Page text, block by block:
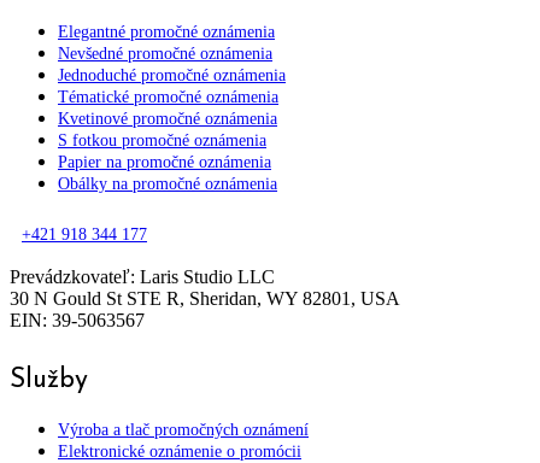
Elegantné promočné oznámenia
Nevšedné promočné oznámenia
Jednoduché promočné oznámenia
Tématické promočné oznámenia
Kvetinové promočné oznámenia
S fotkou promočné oznámenia
Papier na promočné oznámenia
Obálky na promočné oznámenia
+421 918 344 177
Prevádzkovateľ: Laris Studio LLC
30 N Gould St STE R, Sheridan, WY 82801, USA
EIN: 39-5063567
Služby
Výroba a tlač promočných oznámení
Elektronické oznámenie o promócii